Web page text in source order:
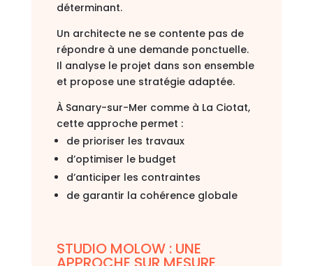
déterminant.
Un architecte ne se contente pas de
répondre à une demande ponctuelle.
Il analyse le projet dans son ensemble
et propose une stratégie adaptée.
À Sanary-sur-Mer comme à La Ciotat,
cette approche permet :
de prioriser les travaux
d’optimiser le budget
d’anticiper les contraintes
de garantir la cohérence globale
STUDIO MOLOW : UNE